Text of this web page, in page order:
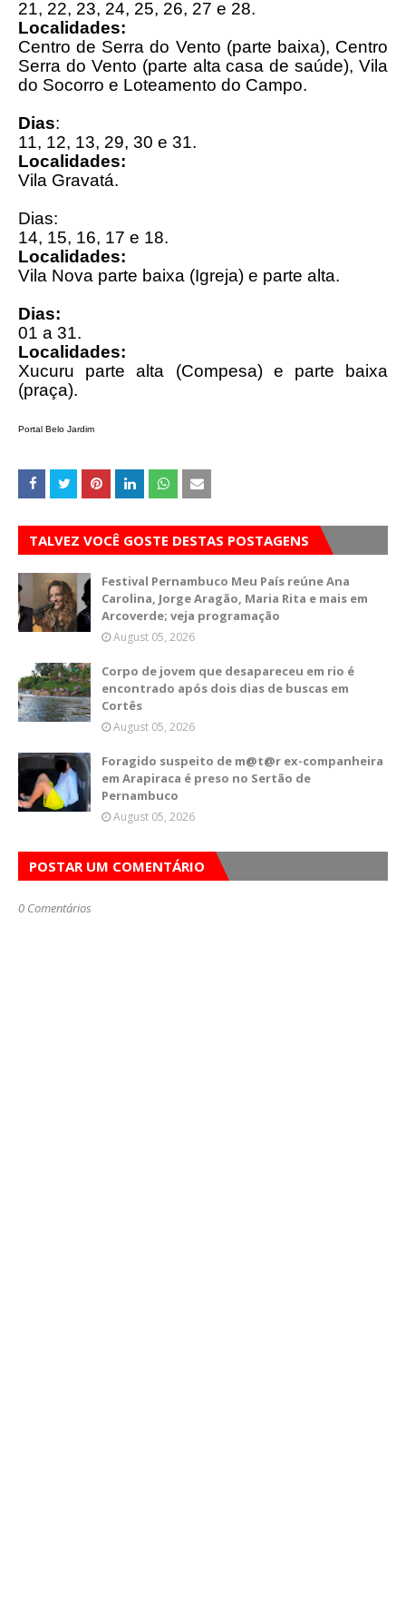
21, 22, 23, 24, 25, 26, 27 e 28.
Localidades:
Centro de Serra do Vento (parte baixa), Centro
Serra do Vento (parte alta casa de saúde), Vila
do Socorro e Loteamento do Campo.
Dias:
11, 12, 13, 29, 30 e 31.
Localidades:
Vila Gravatá.
Dias:
14, 15, 16, 17 e 18.
Localidades:
Vila Nova parte baixa (Igreja) e parte alta.
Dias:
01 a 31.
Localidades:
Xucuru parte alta (Compesa) e parte baixa
(praça).
Portal Belo Jardim
TALVEZ VOCÊ GOSTE DESTAS POSTAGENS
Festival Pernambuco Meu País reúne Ana
Carolina, Jorge Aragão, Maria Rita e mais em
Arcoverde; veja programação
August 05, 2026
Corpo de jovem que desapareceu em rio é
encontrado após dois dias de buscas em
Cortês
August 05, 2026
Foragido suspeito de m@t@r ex-companheira
em Arapiraca é preso no Sertão de
Pernambuco
August 05, 2026
POSTAR UM COMENTÁRIO
0 Comentários